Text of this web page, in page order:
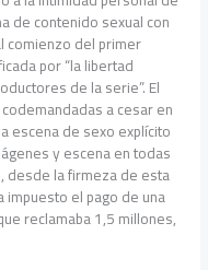
de contenido sexual con
comienzo del primer
por “la libertad
de la serie”. El
a cesar en
escena de sexo explícito
y escena en todas
desde la firmeza de esta
impuesto el pago de una
reclamaba 1,5 millones,